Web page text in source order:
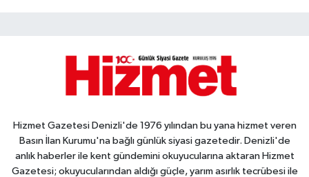
Hizmet Gazetesi Denizli'de 1976 yılından bu yana hizmet veren
Basın İlan Kurumu'na bağlı günlük siyasi gazetedir. Denizli'de
anlık haberler ile kent gündemini okuyucularına aktaran Hizmet
Gazetesi; okuyucularından aldığı güçle, yarım asırlık tecrübesi ile